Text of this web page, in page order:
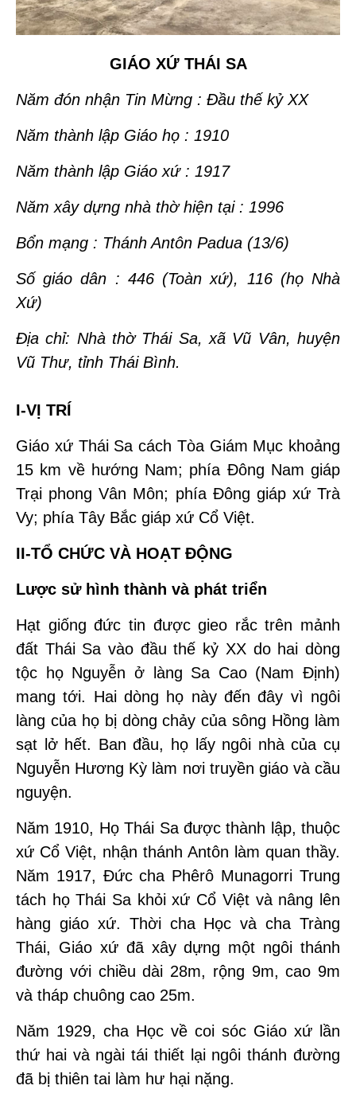
GIÁO XỨ THÁI SA
Năm đón nhận Tin Mừng : Đầu thế kỷ XX
Năm thành lập Giáo họ : 1910
Năm thành lập Giáo xứ : 1917
Năm xây dựng nhà thờ hiện tại : 1996
Bổn mạng : Thánh Antôn Padua (13/6)
Số giáo dân : 446 (Toàn xứ), 116 (họ Nhà
Xứ)
Địa chỉ: Nhà thờ Thái Sa, xã Vũ Vân, huyện
Vũ Thư, tỉnh Thái Bình.
I-VỊ TRÍ
Giáo xứ Thái Sa cách Tòa Giám Mục khoảng
15 km về hướng Nam; phía Đông Nam giáp
Trại phong Vân Môn; phía Đông giáp xứ Trà
Vy; phía Tây Bắc giáp xứ Cổ Việt.
II-TỔ CHỨC VÀ HOẠT ĐỘNG
Lược sử hình thành và phát triển
Hạt giống đức tin được gieo rắc trên mảnh
đất Thái Sa vào đầu thế kỷ XX do hai dòng
tộc họ Nguyễn ở làng Sa Cao (Nam Định)
mang tới. Hai dòng họ này đến đây vì ngôi
làng của họ bị dòng chảy của sông Hồng làm
sạt lở hết. Ban đầu, họ lấy ngôi nhà của cụ
Nguyễn Hương Kỳ làm nơi truyền giáo và cầu
nguyện.
Năm 1910, Họ Thái Sa được thành lập, thuộc
xứ Cổ Việt, nhận thánh Antôn làm quan thầy.
Năm 1917, Đức cha Phêrô Munagorri Trung
tách họ Thái Sa khỏi xứ Cổ Việt và nâng lên
hàng giáo xứ. Thời cha Học và cha Tràng
Thái, Giáo xứ đã xây dựng một ngôi thánh
đường với chiều dài 28m, rộng 9m, cao 9m
và tháp chuông cao 25m.
Năm 1929, cha Học về coi sóc Giáo xứ lần
thứ hai và ngài tái thiết lại ngôi thánh đường
đã bị thiên tai làm hư hại nặng.